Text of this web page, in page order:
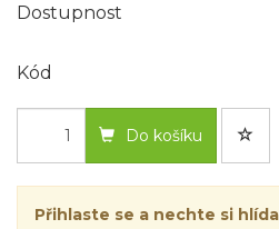
Dostupnost
Kód
Do košíku
Přihlaste se a nechte si